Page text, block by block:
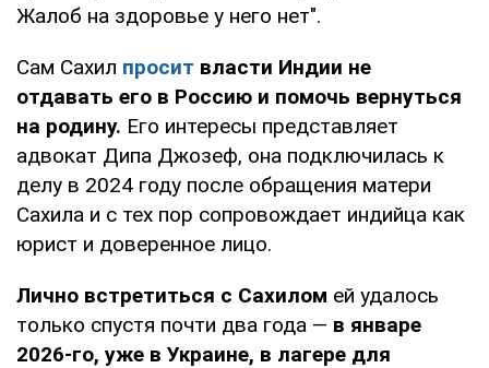
Жалоб на здоровье у него нет".
Сам Сахил просит власти Индии не
отдавать его в Россию и помочь вернуться
на родину. Его интересы представляет
адвокат Дипа Джозеф, она подключилась к
делу в 2024 году после обращения матери
Сахила и с тех пор сопровождает индийца как
юрист и доверенное лицо.
Лично встретиться с Сахилом ей удалось
только спустя почти два года — в январе
2026-го, уже в Украине, в лагере для